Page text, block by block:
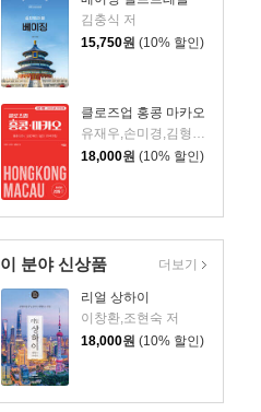
김충식 저
15,750원 (10% 할인)
클로즈업 홍콩 마카오
18,000원 (10% 할인)
이 분야 신상품
리얼 상하이
이창환,조현숙 저
18,000원 (10% 할인)
더보기